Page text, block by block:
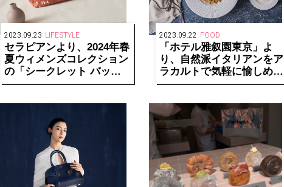
2023.09.23 LIFESTYLE
セラピアンより、2024年春
夏ウィメンズコレクション
の「シークレット バッ
グ」を発表
2023.09.22 FOOD
「ホテル雅叙園東京」よ
り、自然派イタリアンをア
ラカルトで気軽に愉しめる
CANOVIANO CAFEをオー